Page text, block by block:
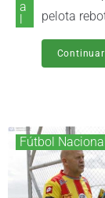
a
pelota
Fútbol Nacional